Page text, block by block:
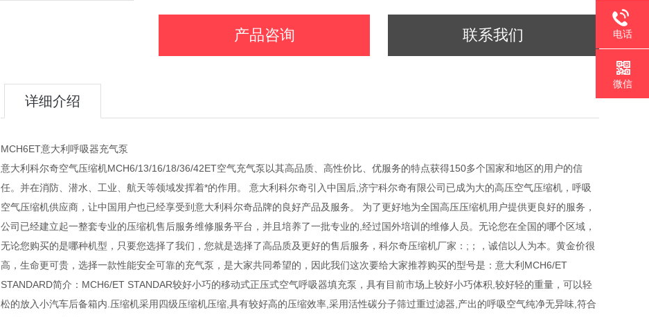
产品咨询 联系我们
详细介绍
MCH6ET意大利呼吸器充气泵
意大利科尔奇空气压缩机MCH6/13/16/18/36/42ET空气充气泵以其高品质、高性价比、优服务的特点获得150多个国家和地区的用户的信
任。并在消防、潜水、工业、航天等领域发挥着*的作用。 意大利科尔奇引入中国后,济宁科尔奇有限公司已成为大的高压空气压缩机，呼吸
空气压缩机供应商，让中国用户也已经享受到意大利科尔奇品牌的良好产品及服务。 为了更好地为全国高压压缩机用户提供更良好的服务，
公司已经建立起一整套专业的压缩机售后服务维修服务平台，并且培养了一批专业的,经过国外培训的维修人员。无论您在全国的哪个区域，
无论您购买的是哪种机型，只要您选择了我们，您就是选择了高品质及更好的售后服务，科尔奇压缩机厂家：;；，诚信以人为本。黄金价很
高，生命更可贵，选择一款性能安全可靠的充气泵，是大家共同希望的，因此我们这次要给大家推荐购买的型号是：意大利MCH6/ET
STANDARD简介：MCH6/ET STANDAR较好小巧的移动式正压式空气呼吸器填充泵，具有目前市场上较好小巧体积,较好轻的重量，可以轻
松的放入小汽车后备箱内.压缩机采用四级压缩机压缩,具有较好高的压缩效率,采用活性碳分子筛过重过滤器,产出的呼吸空气纯净无异味,符合
电话
微信